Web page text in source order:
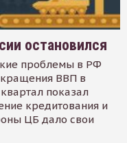
остановился
проблемы в РФ
ВВП в
показал
кредитования и
ЦБ дало свои